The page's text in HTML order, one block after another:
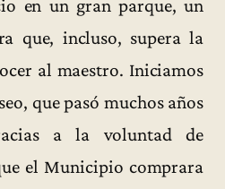
en un gran parque, un
que, incluso, supera la
al maestro. Iniciamos
que pasó muchos años
a la voluntad de
el Municipio comprara